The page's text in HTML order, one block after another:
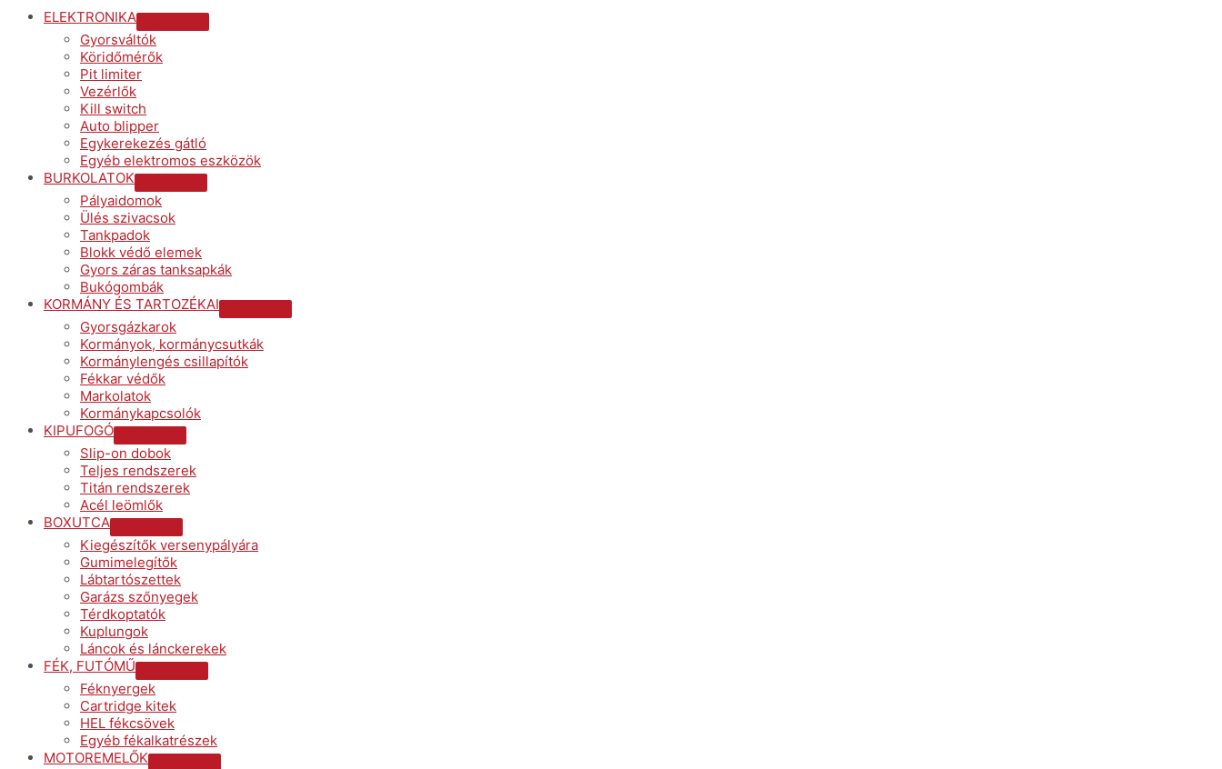
ELEKTRONIKA
Menu
Gyorsváltók
Köridőmérők
Pit limiter
Vezérlők
Kill switch
Auto blipper
Egykerekezés gátló
Egyéb elektromos eszközök
BURKOLATOK
Menu
Pályaidomok
Ülés szivacsok
Tankpadok
Blokk védő elemek
Gyors záras tanksapkák
Bukógombák
KORMÁNY ÉS TARTOZÉKAI
Menu
Gyorsgázkarok
Kormányok, kormánycsutkák
Kormánylengés csillapítók
Fékkar védők
Markolatok
Kormánykapcsolók
KIPUFOGÓ
Menu
Toggle
Slip-on dobok
Teljes rendszerek
Titán rendszerek
Acél leömlők
BOXUTCA
Menu
Toggle
Kiegészítők versenypályára
Gumimelegítők
Lábtartószettek
Garázs szőnyegek
Térdkoptatók
Kuplungok
Láncok és lánckerekek
FÉK, FUTÓMŰ
Menu
Féknyergek
Cartridge kitek
HEL fékcsövek
Egyéb fékalkatrészek
MOTOREMELŐK